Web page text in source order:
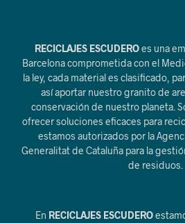
RECICLAJES ESCUDEROes una
Barcelona comprometida con el
la ley, cada material es clasificado,
así aportar nuestro granito de
conservación de nuestro planeta.
ofrecer soluciones eficaces para
estamos autorizados por la
Generalitat de Cataluña para la
de residuos.
En RECICLAJES ESCUDERO